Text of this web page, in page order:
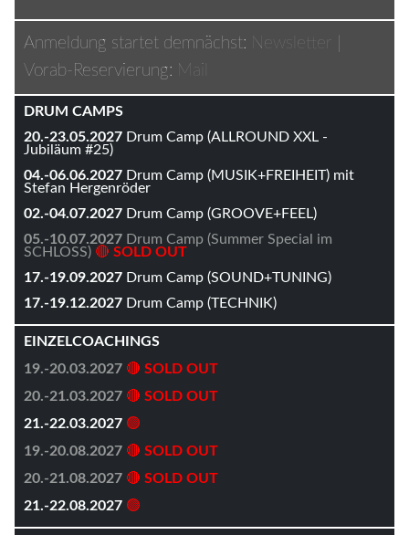
Anmeldung startet demnächst: Newsletter
Vorab-Reservierung: Mail
DRUM CAMPS
20.-23.05.2027 Drum Camp (ALLROUND XXL -
Jubiläum #25)
04.-06.06.2027 Drum Camp (MUSIK+FREIHEIT) mit
Stefan Hergenröder
02.-04.07.2027 Drum Camp (GROOVE+FEEL)
05.-10.07.2027 Drum Camp (Summer Special im
SCHLOSS) 🔴 SOLD OUT
17.-19.09.2027 Drum Camp (SOUND+TUNING)
17.-19.12.2027 Drum Camp (TECHNIK)
EINZELCOACHINGS
19.-20.03.2027 🔴 SOLD OUT
20.-21.03.2027 🔴 SOLD OUT
21.-22.03.2027 🟢
19.-20.08.2027 🔴 SOLD OUT
20.-21.08.2027 🔴 SOLD OUT
21.-22.08.2027 🟢